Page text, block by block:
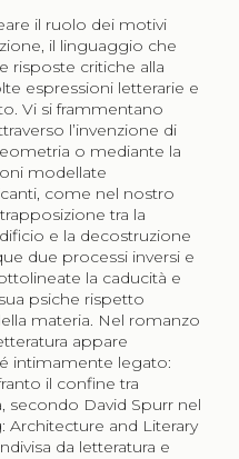
il ruolo dei motivi
il linguaggio che
risposte critiche alla
espressioni letterarie e
Vi si frammentano
l’invenzione di
o mediante la
modellate
come nel nostro
tra la
e la decostruzione
due processi inversi e
la caducità e
psiche rispetto
materia. Nel romanzo
appare
intimamente legato:
il confine tra
secondo David Spurr nel
Architecture and Literary
da letteratura e